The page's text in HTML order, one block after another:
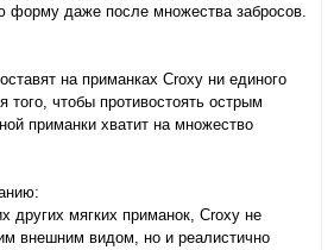
форму даже после множества забросов.
на приманках Croxy ни единого
чтобы противостоять острым
приманки хватит на множество
мягких приманок, Croxy не
внешним видом, но и реалистично